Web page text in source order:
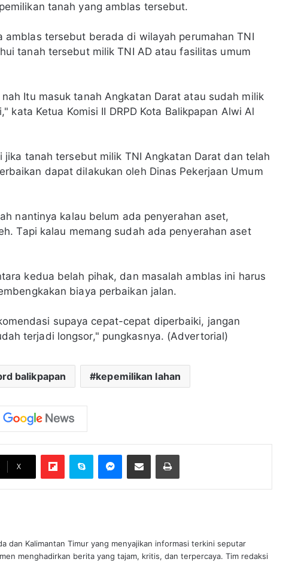
tanah yang amblas tersebut.
amblas tersebut berada di wilayah perumahan TNI
tanah tersebut milik TNI AD atau fasilitas umum
Itu masuk tanah Angkatan Darat atau sudah milik
kata Ketua Komisi II DRPD Kota Balikpapan Alwi Al
jika tanah tersebut milik TNI Angkatan Darat dan telah
dapat dilakukan oleh Dinas Pekerjaan Umum
nantinya kalau belum ada penyerahan aset,
Tapi kalau memang sudah ada penyerahan aset
kedua belah pihak, dan masalah amblas ini harus
biaya perbaikan jalan.
supaya cepat-cepat diperbaiki, jangan
terjadi longsor," pungkasnya. (Advertorial)
balikpapan kepemilikan lahan
X
FlipboardSkype Messenger
Bagikan melalui Email Cetak
dan Kalimantan Timur yang menyajikan informasi terkini seputar
menghadirkan berita yang tajam, kritis, dan terpercaya. Tim redaksi